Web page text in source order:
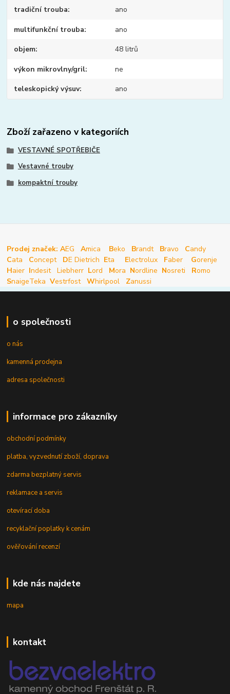
tradiční trouba ano
multifunkční trouba ano
objem 48 litrů
výkon mikrovlny/gril ne
teleskopický výsuv ano
Zboží zařazeno v kategoriích
VESTAVNÉ SPOTŘEBIČE
Vestavné trouby
kompaktní trouby
Prodej značek: AEG Amica Beko Brandt Bravo Candy
Cata Concept DE Dietrich Eta Electrolux Faber Gorenje
Haier Indesit Liebherr Lord Mora Nordline Nosreti Romo
SnaigeTeka Vestrfost Whirlpool Zanussi
o společnosti
o nás
kamenná prodejna
adresa společnosti
informace pro zákazníky
obchodní podmínky
platba, vyzvednutí zboží, doprava
zdarma bezplatný servis
reklamace a servis
otevírací doba
recyklační poplatky k cenám
ověřování recenzí
kde nás najdete
mapa
kontakt